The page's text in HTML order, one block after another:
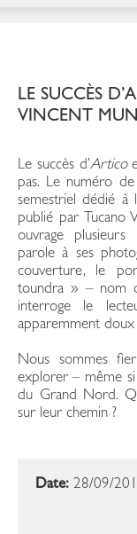
LE SUCCÈS
VINCENT
Le succès d’Artico
pas. Le numéro
semestriel dédié à
publié par Tucano
ouvrage plusieurs
parole à ses
couverture, le
toundra » – nom
interroge le
apparemment
Nous sommes
explorer – même si
du Grand Nord.
sur leur chemin ?
Date: 28/09/